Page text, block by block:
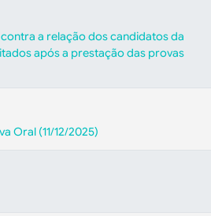
a relação dos candidatos da
após a prestação das provas
Oral (11/12/2025)